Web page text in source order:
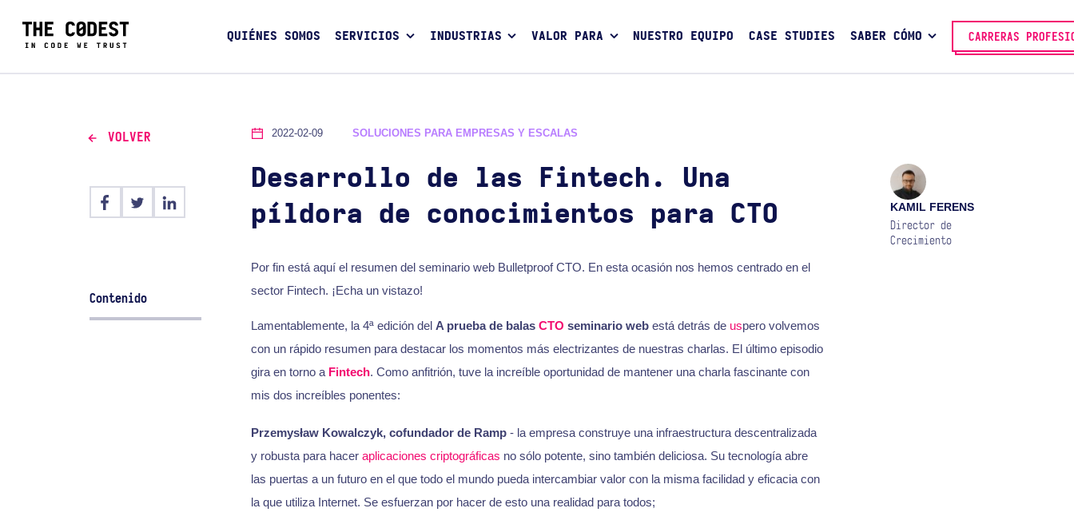
QUIÉNES SOMOS SERVICIOS INDUSTRIAS VALOR PARA NUESTRO EQUIPO CASE STUDIES SABER CÓMO CARRERAS
VOLVER
Contenido
2022-02-09 SOLUCIONES PARA EMPRESAS Y ESCALAS
Desarrollo de las Fintech. Una
píldora de conocimientos para CTO
KAMIL FERENS
Director de
Crecimiento
Por fin está aquí el resumen del seminario web Bulletproof CTO. En esta ocasión nos hemos centrado en el
sector Fintech. ¡Echa un vistazo!
Lamentablemente, la 4ª edición del A prueba de balas CTO seminario webestá detrás de uspero volvemos
con un rápido resumen para destacar los momentos más electrizantes de nuestras charlas. El último episodio
gira en torno a Fintech. Como anfitrión, tuve la increíble oportunidad de mantener una charla fascinante con
mis dos increíbles ponentes:
Przemysław Kowalczyk, cofundador de Ramp- la empresa construye una infraestructura descentralizada
y robusta para hacer aplicaciones criptográficas no sólo potente, sino también deliciosa. Su tecnología abre
las puertas a un futuro en el que todo el mundo pueda intercambiar valor con la misma facilidad y eficacia con
la que utiliza Internet. Se esfuerzan por hacer de esto una realidad para todos;